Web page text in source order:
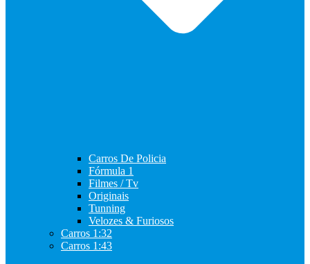
Carros De Policia
Fórmula 1
Filmes / Tv
Originais
Tunning
Velozes & Furiosos
Carros 1:32
Carros 1:43